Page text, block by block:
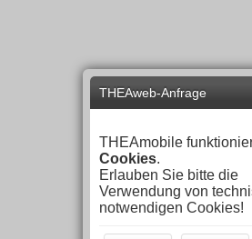
THEAweb-Anfrage
THEAmobile
Cookies.
Erlauben Sie bitte die
Verwendung von
notwendigen Cookies!